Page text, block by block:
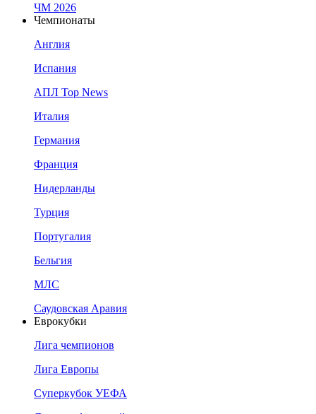
ЧМ 2026
Чемпионаты
Англия
Испания
АПЛ Top News
Италия
Германия
Франция
Нидерланды
Турция
Португалия
Бельгия
МЛС
Саудовская Аравия
Еврокубки
Лига чемпионов
Лига Европы
Суперкубок УЕФА